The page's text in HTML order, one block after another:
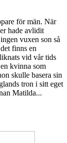
för män. När
hade avlidit
vuxen son så
finns en
vid vår tids
kvinna som
skulle basera sin
tron i sitt eget
Matilda...